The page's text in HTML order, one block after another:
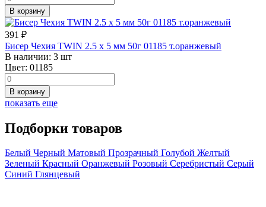
В корзину
391 ₽
Бисер Чехия TWIN 2.5 x 5 мм 50г 01185 т.оранжевый
В наличии: 3 шт
Цвет: 01185
В корзину
показать еще
Подборки товаров
Белый Черный Матовый Прозрачный Голубой Желтый
Зеленый Красный Оранжевый Розовый Серебристый Серый
Синий Глянцевый